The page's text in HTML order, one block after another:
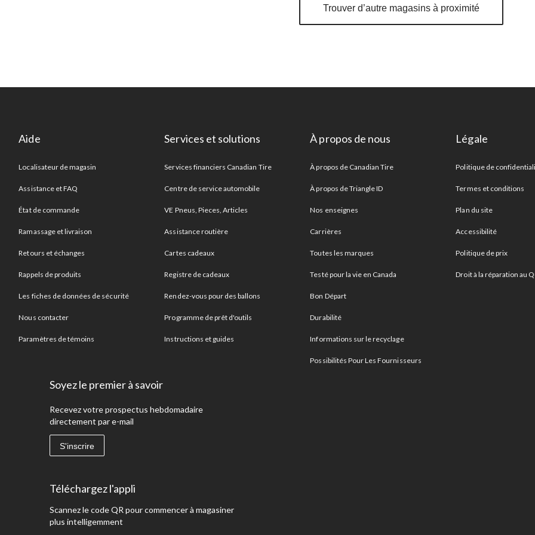
Trouver d’autre magasins à proximité
Aide
Localisateur de magasin
Assistance et FAQ
État de commande
Ramassage et livraison
Retours et échanges
Rappels de produits
Les fiches de données de sécurité
Nous contacter
Paramètres de témoins
Services et solutions
Services financiers Canadian Tire
Centre de service automobile
VE Pneus, Pieces, Articles
Assistance routière
Cartes cadeaux
Registre de cadeaux
Rendez-vous pour des ballons
Programme de prêt d'outils
Instructions et guides
À propos de nous
À propos de Canadian Tire
À propos de Triangle ID
Nos enseignes
Carrières
Toutes les marques
Testé pour la vie en Canada
Bon Départ
Durabilité
Informations sur le recyclage
Possibilités Pour Les Fournisseurs
Légale
Politique de
Termes et conditions
Plan du site
Accessibilité
Politique de prix
Droit à la réparation au
Soyez le premier à savoir
Recevez votre prospectus hebdomadaire
directement par e-mail
S'inscrire
Téléchargez l'appli
Scannez le code QR pour commencer à magasiner
plus intelligemment